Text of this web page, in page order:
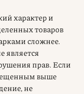
характер и
товаров
сложнее.
является
прав. Если
выше
не